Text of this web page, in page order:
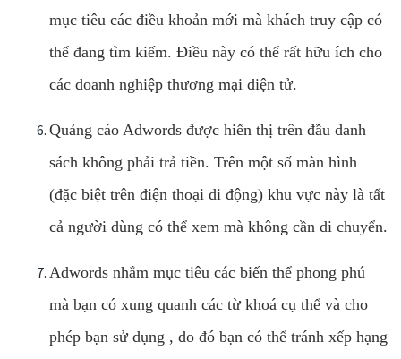
mục tiêu các điều khoản mới mà khách truy cập có
thể đang tìm kiếm. Điều này có thể rất hữu ích cho
các doanh nghiệp thương mại điện tử.
Quảng cáo Adwords được hiển thị trên đầu danh
sách không phải trả tiền. Trên một số màn hình
(đặc biệt trên điện thoại di động) khu vực này là tất
cả người dùng có thể xem mà không cần di chuyển.
Adwords nhắm mục tiêu các biến thể phong phú
mà bạn có xung quanh các từ khoá cụ thể và cho
phép bạn sử dụng , do đó bạn có thể tránh xếp hạng